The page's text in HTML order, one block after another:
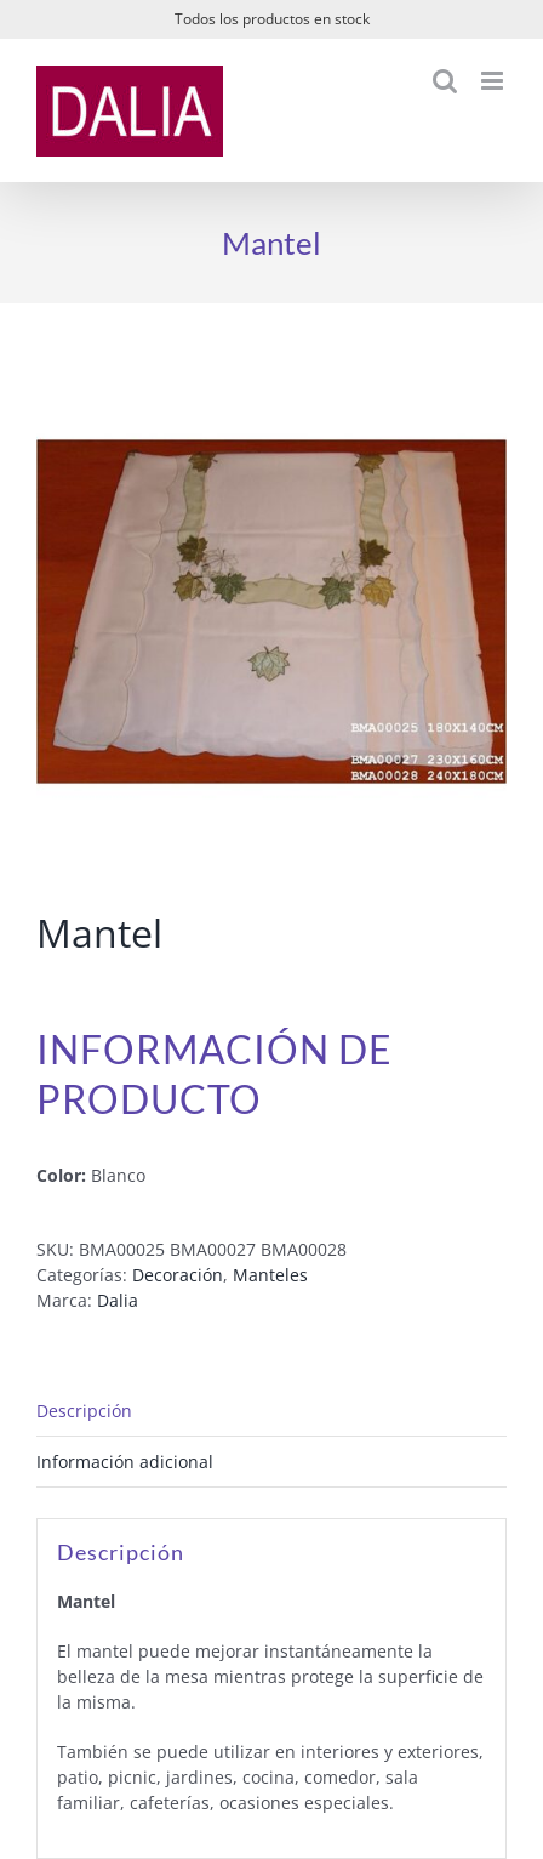
contenido
Todos los productos en stock
Mantel
Mantel
INFORMACIÓN DE
PRODUCTO
Color: Blanco
SKU: BMA00025 BMA00027 BMA00028
Categorías: Decoración, Manteles
Marca: Dalia
Descripción
Información adicional
Descripción
Mantel
El mantel puede mejorar instantáneamente la
belleza de la mesa mientras protege la superficie de
la misma.
También se puede utilizar en interiores y exteriores,
patio, picnic, jardines, cocina, comedor, sala
familiar, cafeterías, ocasiones especiales.